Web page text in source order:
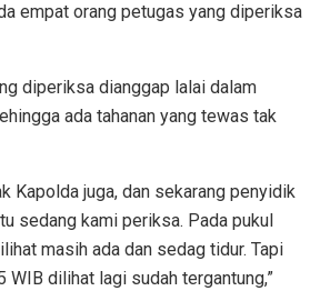
empat orang petugas yang diperiksa
diperiksa dianggap lalai dalam
ada tahanan yang tewas tak
Kapolda juga, dan sekarang penyidik
sedang kami periksa. Pada pukul
masih ada dan sedag tidur. Tapi
WIB dilihat lagi sudah tergantung,”